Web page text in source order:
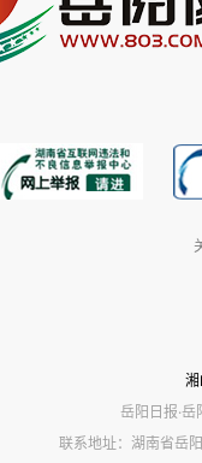
岳阳日报·岳
联系地址：湖南省岳